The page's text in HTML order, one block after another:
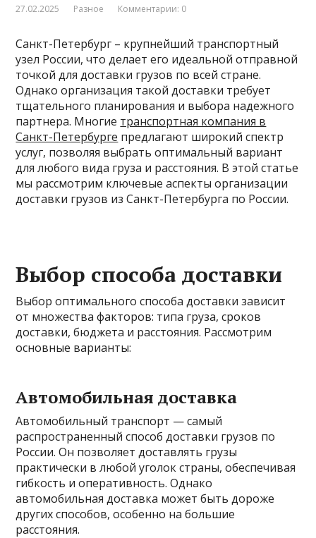
27.02.2025 Разное Комментарии: 0
Санкт-Петербург – крупнейший транспортный
узел России, что делает его идеальной отправной
точкой для доставки грузов по всей стране.
Однако организация такой доставки требует
тщательного планирования и выбора надежного
партнера. Многие транспортная компания в
Санкт-Петербурге предлагают широкий спектр
услуг, позволяя выбрать оптимальный вариант
для любого вида груза и расстояния. В этой статье
мы рассмотрим ключевые аспекты организации
доставки грузов из Санкт-Петербурга по России.
Выбор способа доставки
Выбор оптимального способа доставки зависит
от множества факторов: типа груза, сроков
доставки, бюджета и расстояния. Рассмотрим
основные варианты:
Автомобильная доставка
Автомобильный транспорт — самый
распространенный способ доставки грузов по
России. Он позволяет доставлять грузы
практически в любой уголок страны, обеспечивая
гибкость и оперативность. Однако
автомобильная доставка может быть дороже
других способов, особенно на большие
расстояния.